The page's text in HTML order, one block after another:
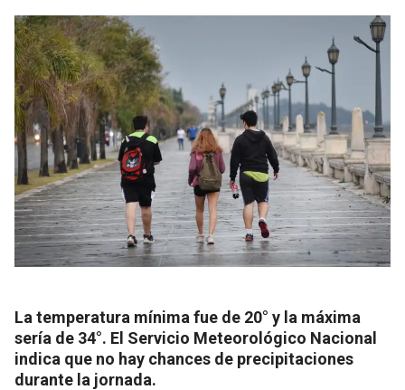
La temperatura mínima fue de 20° y la máxima
sería de 34°. El Servicio Meteorológico Nacional
indica que no hay chances de precipitaciones
durante la jornada.